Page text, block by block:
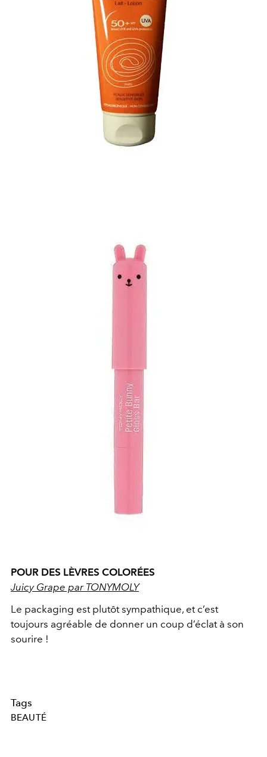
POUR DES LÈVRES COLORÉES
Juicy Grape par TONYMOLY
Le packaging est plutôt sympathique, et c’est
toujours agréable de donner un coup d’éclat à son
sourire !
Tags
BEAUTÉ